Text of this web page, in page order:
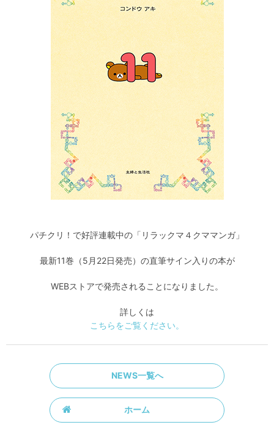
パチクリ！で好評連載中の「リラックマ４クママンガ」
最新11巻（5月22日発売）の直筆サイン入りの本が
WEBストアで発売されることになりました。
詳しくは
こちらをご覧ください。
NEWS一覧へ
ホーム